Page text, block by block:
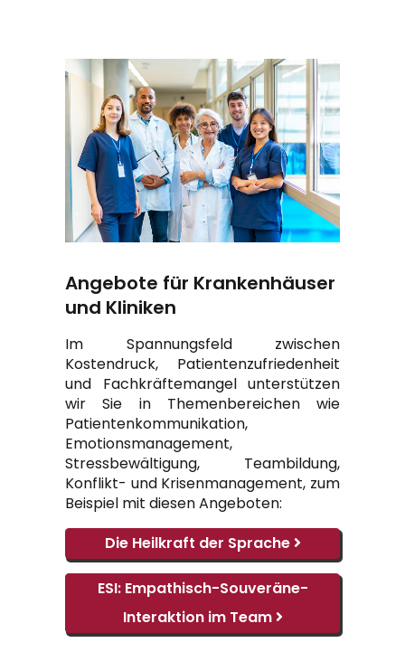
Angebote für Krankenhäuser
und Kliniken
Im Spannungsfeld zwischen
Kostendruck, Patientenzufriedenheit
und Fachkräftemangel unterstützen
wir Sie in Themenbereichen wie
Patientenkommunikation,
Emotionsmanagement,
Stressbewältigung, Teambildung,
Konflikt- und Krisenmanagement, zum
Beispiel mit diesen Angeboten:
Die Heilkraft der Sprache
ESI: Empathisch-Souveräne-
Interaktion im Team